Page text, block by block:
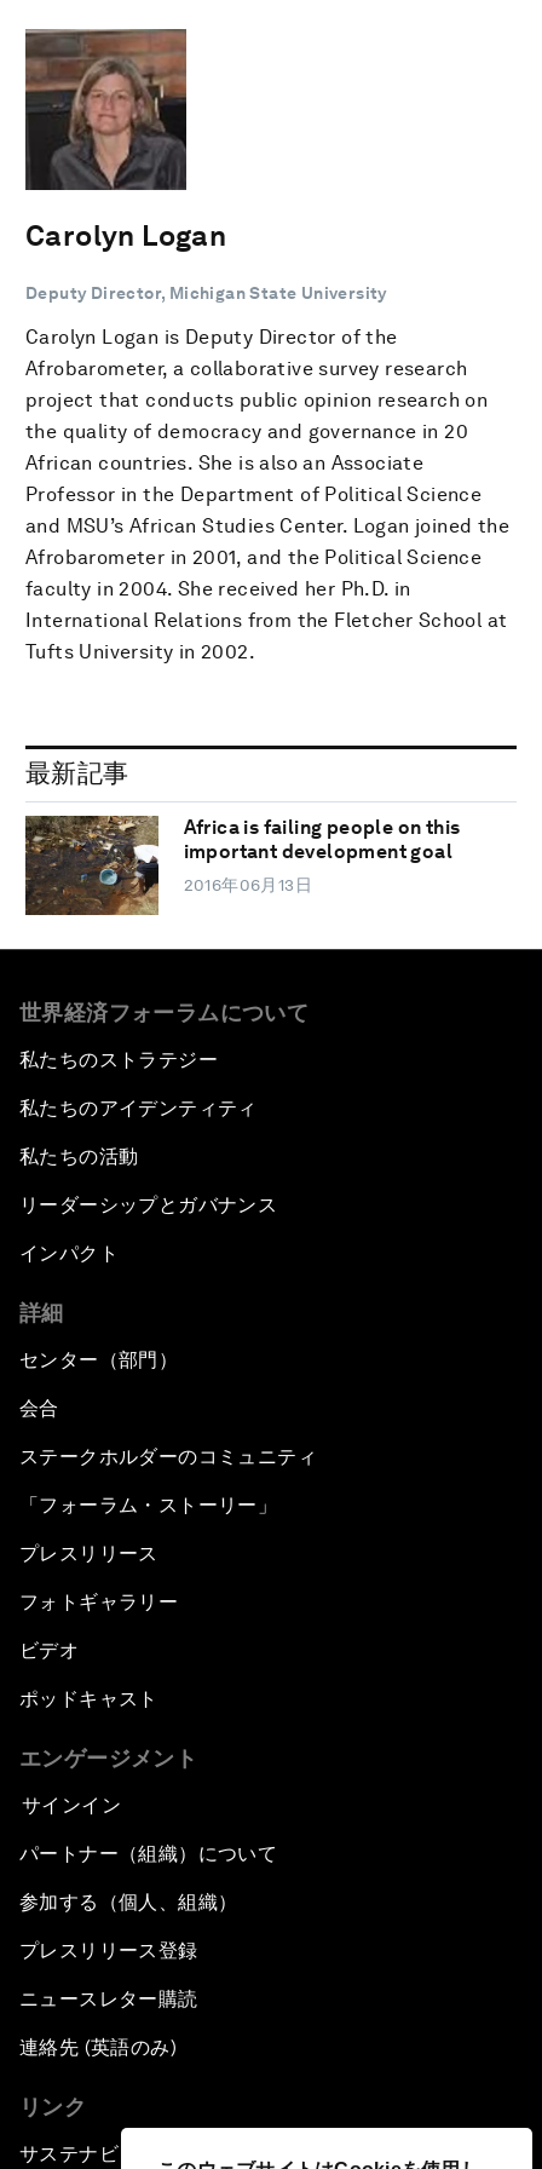
Carolyn Logan
Deputy Director, Michigan State University
Carolyn Logan is Deputy Director of the
Afrobarometer, a collaborative survey research
project that conducts public opinion research on
the quality of democracy and governance in 20
African countries. She is also an Associate
Professor in the Department of Political Science
and MSU’s African Studies Center. Logan joined the
Afrobarometer in 2001, and the Political Science
faculty in 2004. She received her Ph.D. in
International Relations from the Fletcher School at
Tufts University in 2002.
最新記事
Africa is failing people on this
important development goal
2016年06月13日
世界経済フォーラムについて
私たちのストラテジー
私たちのアイデンティティ
私たちの活動
リーダーシップとガバナンス
インパクト
詳細
センター（部門）
会合
ステークホルダーのコミュニティ
「フォーラム・ストーリー」
プレスリリース
フォトギャラリー
ビデオ
ポッドキャスト
エンゲージメント
サインイン
パートナー（組織）について
参加する（個人、組織）
プレスリリース登録
ニュースレター購読
連絡先 (英語のみ)
リンク
サステナビリティへの取り組み